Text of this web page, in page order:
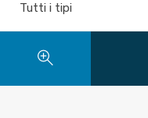
Tutti i tipi